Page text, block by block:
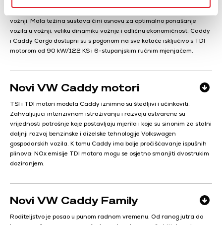
vožnji. Mala težina sustava čini osnovu za optimalno ponašanje
vozila u vožnji, veliku dinamiku vožnje i odličnu ekonomičnost. Caddy
i Caddy Cargo dostupni su s pogonom na sve kotače isključivo s TDI
motorom od 90 kW/122 KS i 6-stupanjskim ručnim mjenjačem.
Novi VW Caddy motori
TSI i TDI motori modela Caddy iznimno su štedljivi i učinkoviti.
Zahvaljujući intenzivnom istraživanju i razvoju ostvarene su
vrijednosti potrošnje koje postavljaju mjerila i koje su sinonim za stalni
daljnji razvoj benzinske i dizelske tehnologije Volkswagen
gospodarskih vozila. K tomu Caddy ima bolje pročišćavanje ispušnih
plinova: NOx emisije TDI motora mogu se osjetno smanjiti dvostrukim
doziranjem.
Novi VW Caddy Family
Roditeljstvo je posao u punom radnom vremenu. Od ranog jutra do